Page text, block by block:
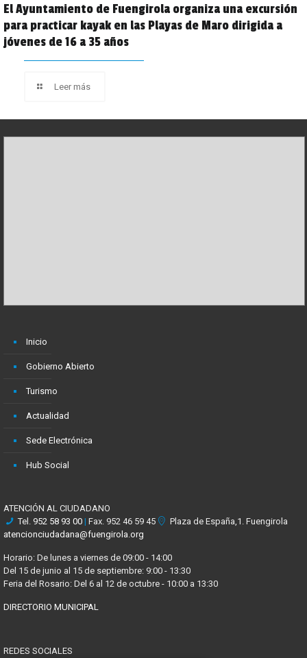
El Ayuntamiento de Fuengirola organiza una excursión
para practicar kayak en las Playas de Maro dirigida a
jóvenes de 16 a 35 años
Leer más
Inicio
Gobierno Abierto
Turismo
Actualidad
Sede Electrónica
Hub Social
ATENCIÓN AL CIUDADANO
Tel. 952 58 93 00 | Fax. 952 46 59 45
Plaza de España,1. Fuengirola
atencionciudadana@fuengirola.org
Horario: De lunes a viernes de 09:00 - 14:00
Del 15 de junio al 15 de septiembre: 9:00 - 13:30
Feria del Rosario: Del 6 al 12 de octubre - 10:00 a 13:30
DIRECTORIO MUNICIPAL
REDES SOCIALES